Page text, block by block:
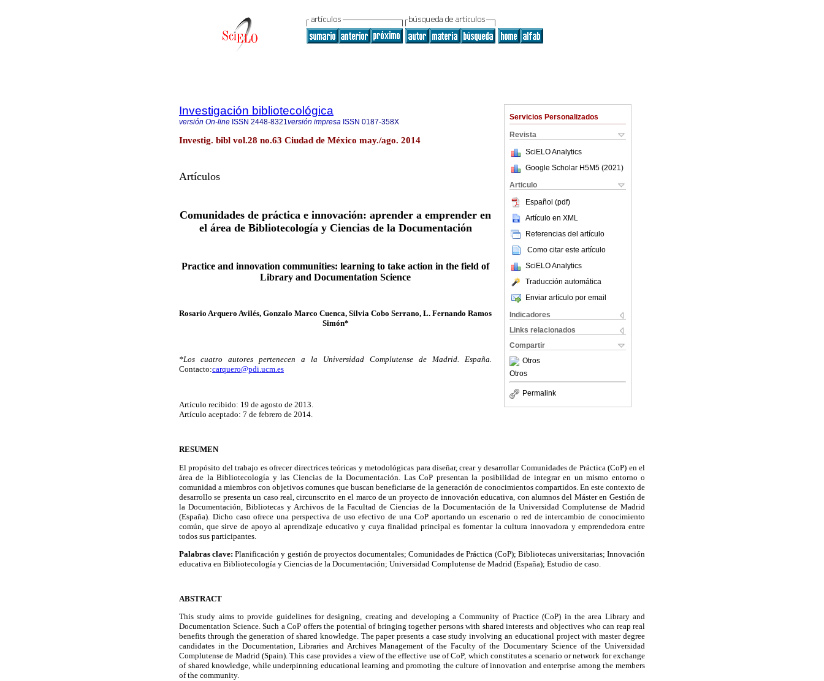
Servicios Personalizados
Revista
SciELO Analytics
Google Scholar H5M5 (2021 )
Articulo
Español (pdf)
Artículo en XML
Referencias del artículo
Como citar este artículo
SciELO Analytics
Traducción automática
Enviar artículo por email
Indicadores
Links relacionados
Compartir
Otros
Otros
Permalink
Investigación bibliotecológica
versión On-line ISSN 2448-8321versión impresa ISSN 0187-358X
Investig. bibl vol.28 no.63 Ciudad de México may./ago. 2014
Artículos
Comunidades de práctica e innovación: aprender a emprender en
el área de Bibliotecología y Ciencias de la Documentación
Practice and innovation communities: learning to take action in the field of
Library and Documentation Science
Rosario Arquero Avilés, Gonzalo Marco Cuenca, Silvia Cobo Serrano, L. Fernando Ramos
Simón*
*Los cuatro autores pertenecen a la Universidad Complutense de Madrid. España.
Contacto:carquero@pdi.ucm.es
Artículo recibido: 19 de agosto de 2013.
Artículo aceptado: 7 de febrero de 2014.
RESUMEN
El propósito del trabajo es ofrecer directrices teóricas y metodológicas para diseñar, crear y desarrollar Comunidades de Práctica (CoP) en el
área de la Bibliotecología y las Ciencias de la Documentación. Las CoP presentan la posibilidad de integrar en un mismo entorno o
comunidad a miembros con objetivos comunes que buscan beneficiarse de la generación de conocimientos compartidos. En este contexto de
desarrollo se presenta un caso real, circunscrito en el marco de un proyecto de innovación educativa, con alumnos del Máster en Gestión de
la Documentación, Bibliotecas y Archivos de la Facultad de Ciencias de la Documentación de la Universidad Complutense de Madrid
(España). Dicho caso ofrece una perspectiva de uso efectivo de una CoP aportando un escenario o red de intercambio de conocimiento
común, que sirve de apoyo al aprendizaje educativo y cuya finalidad principal es fomentar la cultura innovadora y emprendedora entre
todos sus participantes.
Palabras clave: Planificación y gestión de proyectos documentales; Comunidades de Práctica (CoP); Bibliotecas universitarias; Innovación
educativa en Bibliotecología y Ciencias de la Documentación; Universidad Complutense de Madrid (España); Estudio de caso.
ABSTRACT
This study aims to provide guidelines for designing, creating and developing a Community of Practice (CoP) in the area Library and
Documentation Science. Such a CoP offers the potential of bringing together persons with shared interests and objectives who can reap real
benefits through the generation of shared knowledge. The paper presents a case study involving an educational project with master degree
candidates in the Documentation, Libraries and Archives Management of the Faculty of the Documentary Science of the Universidad
Complutense de Madrid (Spain). This case provides a view of the effective use of CoP, which constitutes a scenario or network for exchange
of shared knowledge, while underpinning educational learning and promoting the culture of innovation and enterprise among the members
of the community.